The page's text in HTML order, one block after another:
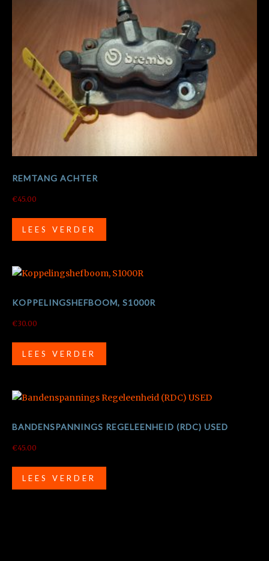
REMTANG ACHTER
€45.00
LEES VERDER
KOPPELINGSHEFBOOM, S1000R
€30.00
LEES VERDER
BANDENSPANNINGS REGELEENHEID (RDC) USED
€45.00
LEES VERDER